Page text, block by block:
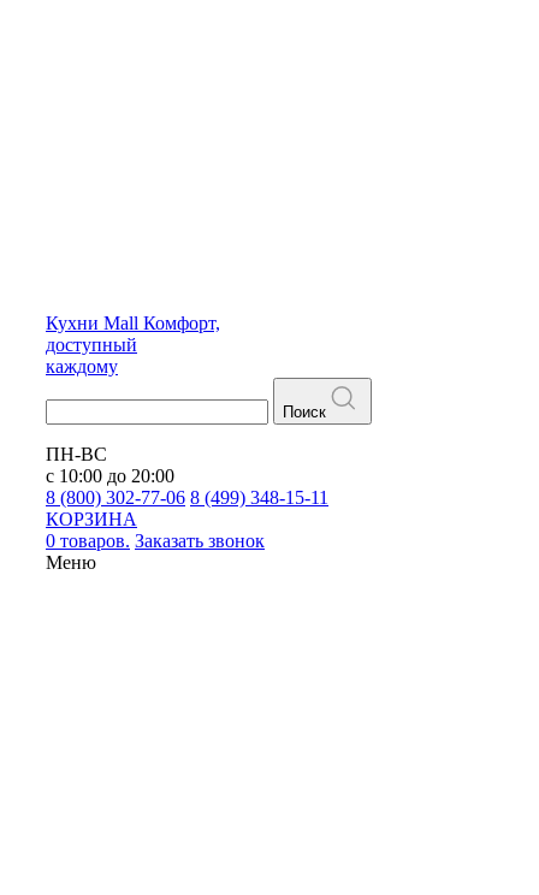
Кухни Mall Комфорт,
доступный
каждому
Поиск
ПН-ВС
с 10:00 до 20:00
8 (800) 302-77-06 8 (499) 348-15-11
КОРЗИНА
0 товаров. Заказать звонок
Меню